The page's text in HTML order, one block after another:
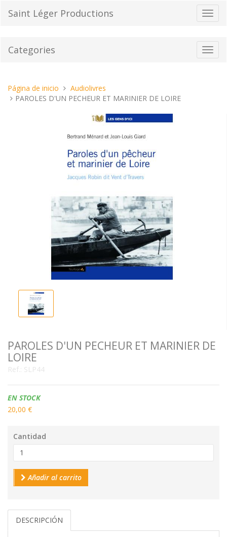
el
de
Saint Léger Productions
Categories
Estas
aquí:
Página de inicio
Audiolivres
PAROLES D'UN PECHEUR ET MARINIER DE LOIRE
PAROLES D'UN PECHEUR ET MARINIER DE
LOIRE
Ref.: SLP44
Disponibilidad:
EN STOCK
20,00 €
Cantidad
Añadir al carrito
DESCRIPCIÓN